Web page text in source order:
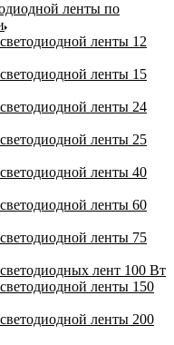
ленты по
ленты 12
ленты 15
ленты 24
ленты 25
ленты 40
ленты 60
ленты 75
лент 100 Вт
ленты 150
ленты 200